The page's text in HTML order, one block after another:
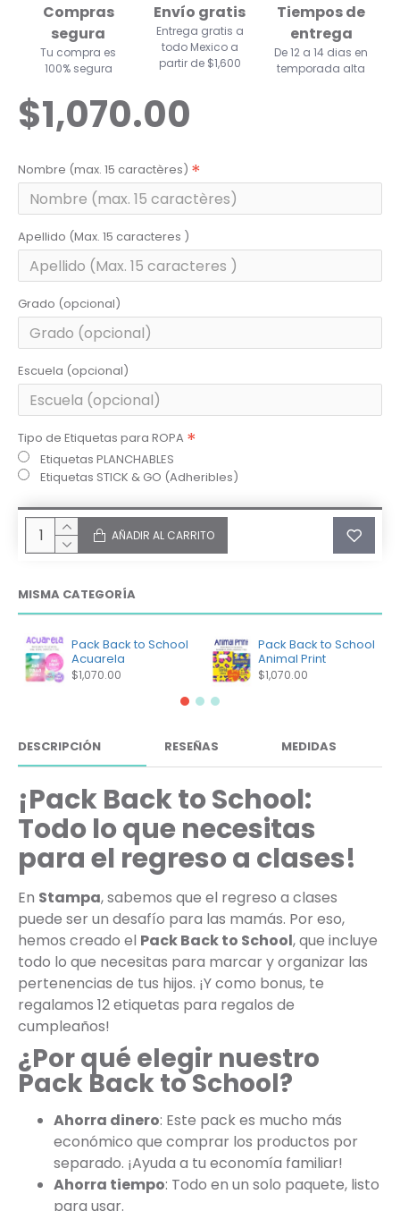
Compras
segura
Tu compra es
100% segura
Envío gratis
Entrega gratis a
todo Mexico a
partir de $1,600
Tiempos de
entrega
De 12 a 14 dias en
temporada alta
$1,070.00
Nombre (max. 15 caractères)
Apellido (Max. 15 caracteres )
Grado (opcional)
Escuela (opcional)
Tipo de Etiquetas para ROPA
Etiquetas PLANCHABLES
Etiquetas STICK & GO (Adheribles)
AÑADIR AL CARRITO
MISMA CATEGORÍA
Pack Back to School
Acuarela
$1,070.00
Pack Back to School
Animal Print
$1,070.00
DESCRIPCIÓN RESEÑAS MEDIDAS
¡Pack Back to School:
Todo lo que necesitas
para el regreso a clases!
En Stampa, sabemos que el regreso a clases
puede ser un desafío para las mamás. Por eso,
hemos creado el Pack Back to School, que incluye
todo lo que necesitas para marcar y organizar las
pertenencias de tus hijos. ¡Y como bonus, te
regalamos 12 etiquetas para regalos de
cumpleaños!
¿Por qué elegir nuestro
Pack Back to School?
Ahorra dinero: Este pack es mucho más
económico que comprar los productos por
separado. ¡Ayuda a tu economía familiar!
Ahorra tiempo: Todo en un solo paquete, listo
para usar.